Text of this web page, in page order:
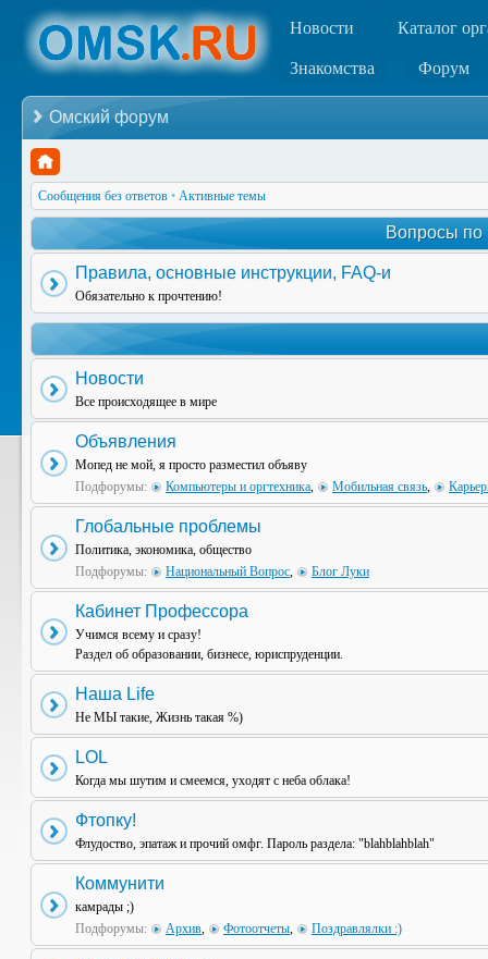
Новости Каталог
Знакомства Форум
Омский форум
Сообщения без ответов • Активные темы
Вопросы по
Правила, основные инструкции, FAQ-и
Обязательно к прочтению!
Новости
Все происходящее в мире
Объявления
Мопед не мой, я просто разместил объяву
Подфорумы:
Компьютеры и оргтехника, Мобильная связь,
Глобальные проблемы
Политика, экономика, общество
Подфорумы:
Национальный Вопрос, Блог Луки
Кабинет Профессора
Учимся всему и сразу!
Раздел об образовании, бизнесе, юриспруденции.
Наша Life
Не МЫ такие, Жизнь такая %)
LOL
Когда мы шутим и смеемся, уходят с неба облака!
Фтопку!
Флудоство, эпатаж и прочий омфг. Пароль раздела: "blahblahblah"
Коммунити
камрады ;)
Подфорумы:
Архив, Фотоотчеты, Поздравлялки :)